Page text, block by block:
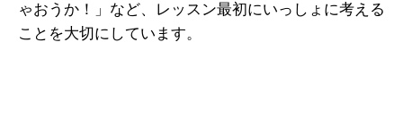
ゃおうか！」など、レッスン最初にいっしょに考える
ことを大切にしています。